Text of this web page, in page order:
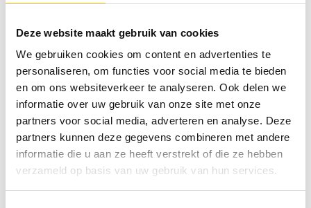
Deze website maakt gebruik van cookies
We gebruiken cookies om content en advertenties te
personaliseren, om functies voor social media te bieden
en om ons websiteverkeer te analyseren. Ook delen we
informatie over uw gebruik van onze site met onze
partners voor social media, adverteren en analyse. Deze
partners kunnen deze gegevens combineren met andere
informatie die u aan ze heeft verstrekt of die ze hebben
verzameld op basis van uw gebruik van hun services.